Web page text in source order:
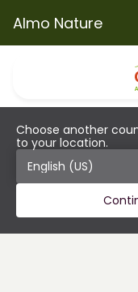
Almo Nature
Choose another
to your location.